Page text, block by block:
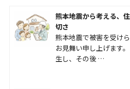
熊本地震から考える、
切さ
熊本地震で被害を受け
お見舞い申し上げます
生し、その後 …